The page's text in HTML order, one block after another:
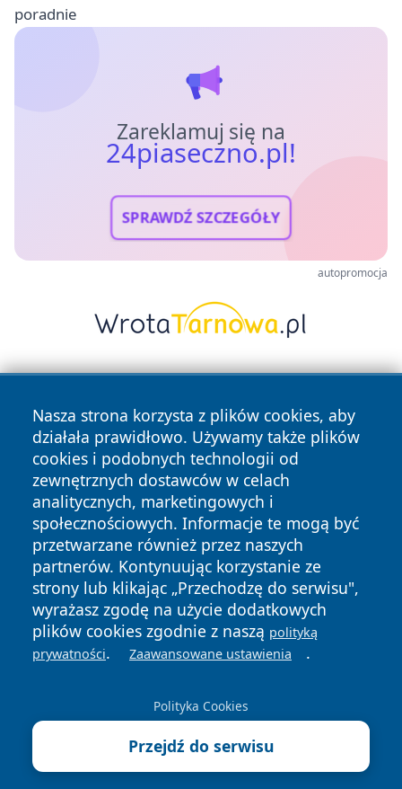
poradnie
Zareklamuj się na
24piaseczno.pl!
SPRAWDŹ SZCZEGÓŁY
autopromocja
Nasza strona korzysta z plików cookies, aby
działała prawidłowo. Używamy także plików
cookies i podobnych technologii od
zewnętrznych dostawców w celach
analitycznych, marketingowych i
społecznościowych. Informacje te mogą być
przetwarzane również przez naszych
partnerów. Kontynuując korzystanie ze
strony lub klikając „Przechodzę do serwisu",
wyrażasz zgodę na użycie dodatkowych
plików cookies zgodnie z naszą polityką
prywatności. Zaawansowane ustawienia .
Polityka Cookies
Przejdź do serwisu
Copyright © 2026 24piaseczno.pl Wszystkie prawa
zastrzeżone.
News Autorzy
Polityka
Prywatności
Polityka
Cookies